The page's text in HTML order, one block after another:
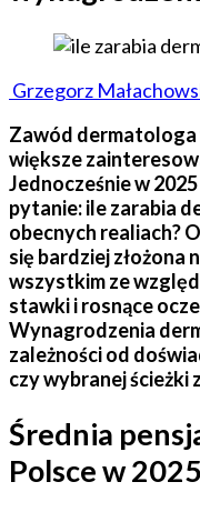
Grzegorz
Zawód dermatologa
większe
Jednocześnie w
pytanie: ile zarabia
obecnych realiach?
się bardziej złożona
wszystkim ze
stawki i rosnące
Wynagrodzenia
zależności od
czy wybranej ścieżki
Średnia
Polsce w